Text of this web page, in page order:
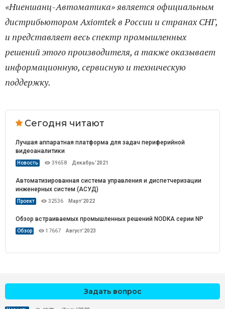
«Ниеншанц-Автоматика» является официальным
дистрибьютором Axiomtek в России и странах СНГ,
и представляет весь спектр промышленных
решений этого производителя, а также оказывает
информационную, сервисную и техническую
поддержку.
Сегодня читают
Лучшая аппаратная платформа для задач периферийной
видеоаналитики
Новость 39658 Декабрь’2021
Автоматизированная система управления и диспетчеризации
инженерных систем (АСУД)
Проект 32536 Март’2022
Обзор встраиваемых промышленных решений NODKA серии NP
Обзор 17667 Август’2023
Задать вопрос